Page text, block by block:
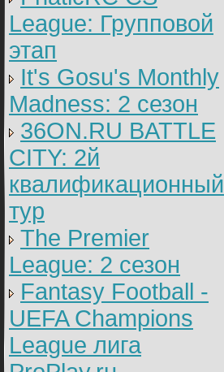
League: Групповой
этап
It's Gosu's Monthly
Madness: 2 сезон
36ON.RU BATTLE
CITY: 2й
квалификационный
тур
The Premier
League: 2 cезон
Fantasy Football -
UEFA Champions
League лига